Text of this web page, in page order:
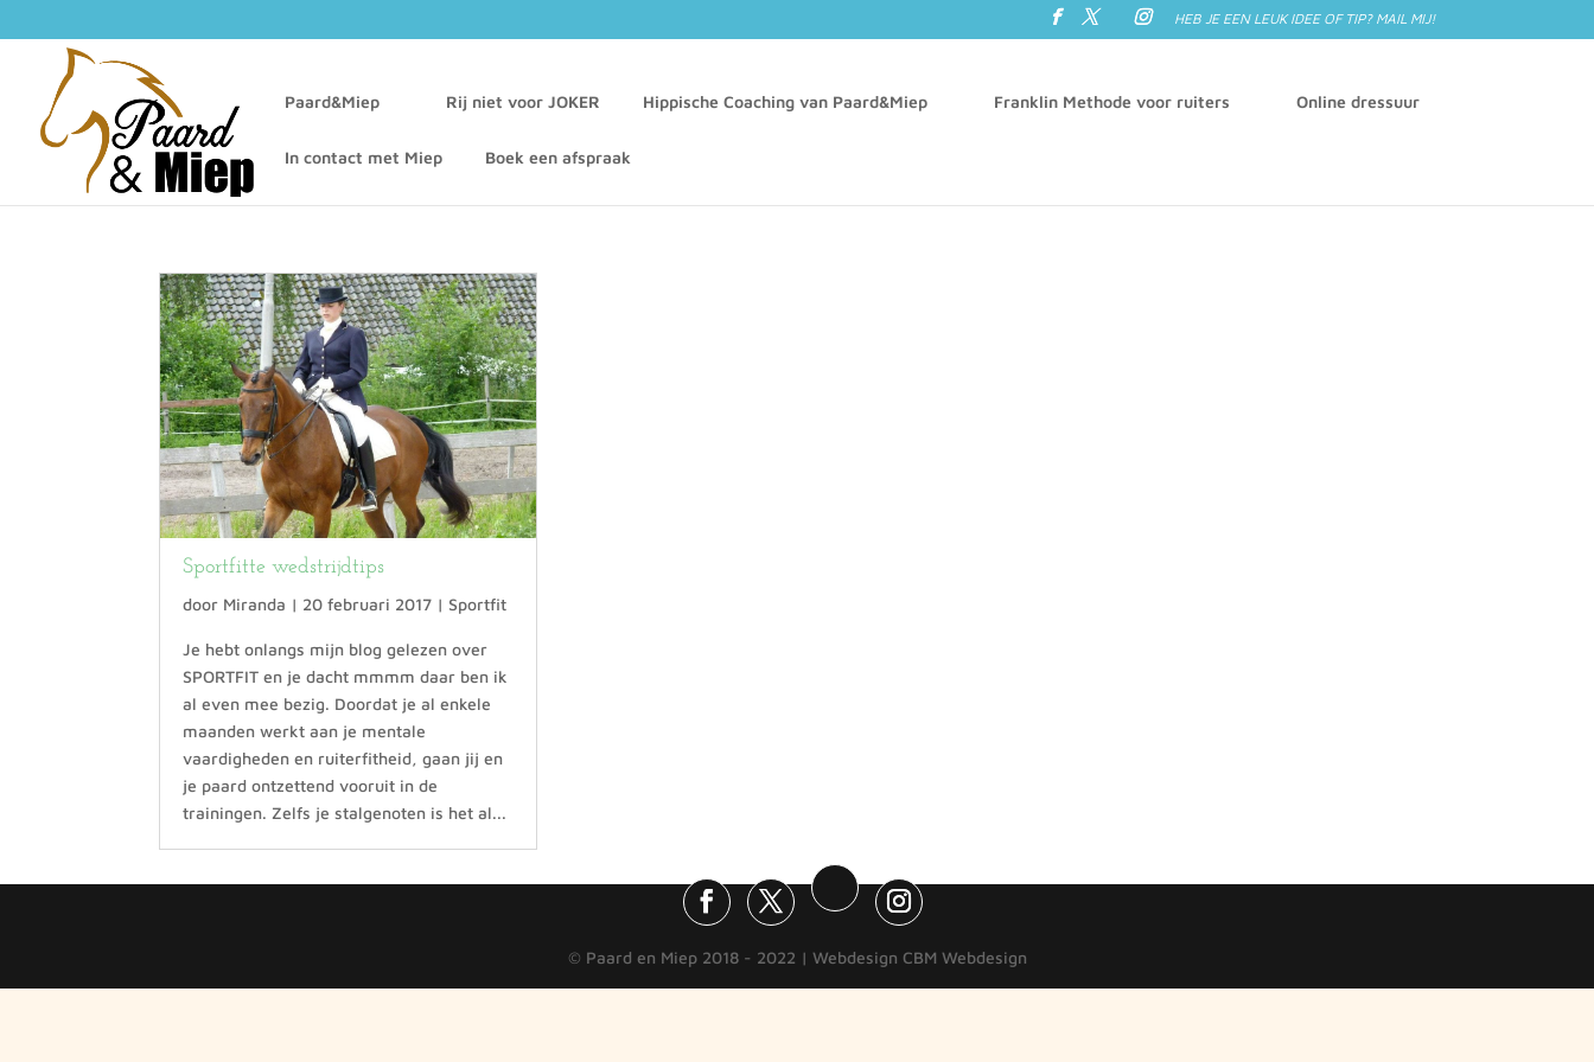
HEB JE EEN LEUK IDEE OF TIP? MAIL MIJ!
Paard&Miep Rij niet voor JOKER Hippische Coaching van Paard&Miep Franklin Methode voor ruiters Online dressuur
In contact met Miep Boek een afspraak
Sportfitte wedstrijdtips
door Miranda | 20 februari 2017 | Sportfit
Je hebt onlangs mijn blog gelezen over
SPORTFIT en je dacht mmmm daar ben ik
al even mee bezig. Doordat je al enkele
maanden werkt aan je mentale
vaardigheden en ruiterfitheid, gaan jij en
je paard ontzettend vooruit in de
trainingen. Zelfs je stalgenoten is het al...
© Paard en Miep 2018 - 2022 | Webdesign CBM Webdesign